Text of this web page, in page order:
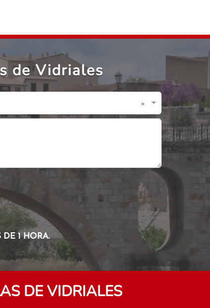
de Vidriales
×
1 HORA.
DE VIDRIALES